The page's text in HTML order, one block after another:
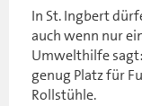
In St. Ingbert
auch wenn nur
Umwelthilfe
genug Platz für
Rollstühle.